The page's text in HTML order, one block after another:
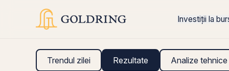
Investiții la
Trendul zilei Rezultate Analize tehnice